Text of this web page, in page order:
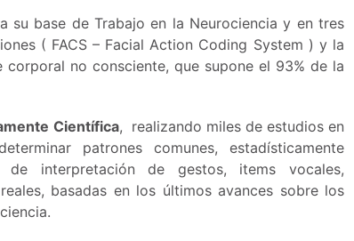
su base de Trabajo en la Neurociencia y en tres
( FACS – Facial Action Coding System ) y la
no consciente, que supone el 93% de la
Científica, realizando miles de estudios en
patrones comunes, estadísticamente
interpretación de gestos, items vocales,
basadas en los últimos avances sobre los